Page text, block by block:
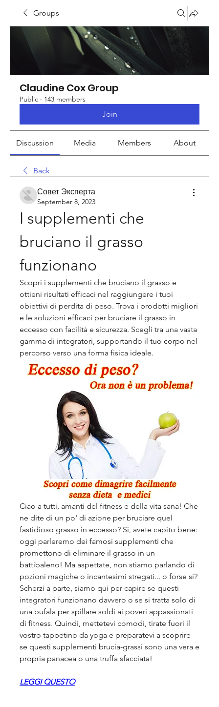
Groups
Claudine Cox Group
Public · 143 members
Join
Discussion Media Members About
Back
Совет Эксперта
September 8, 2023
I supplementi che
bruciano il grasso
funzionano
Scopri i supplementi che bruciano il grasso e
ottieni risultati efficaci nel raggiungere i tuoi
obiettivi di perdita di peso. Trova i prodotti migliori
e le soluzioni efficaci per bruciare il grasso in
eccesso con facilità e sicurezza. Scegli tra una vasta
gamma di integratori, supportando il tuo corpo nel
percorso verso una forma fisica ideale.
Ciao a tutti, amanti del fitness e della vita sana! Che
ne dite di un po' di azione per bruciare quel
fastidioso grasso in eccesso? Sì, avete capito bene:
oggi parleremo dei famosi supplementi che
promettono di eliminare il grasso in un
battibaleno! Ma aspettate, non stiamo parlando di
pozioni magiche o incantesimi stregati... o forse sì?
Scherzi a parte, siamo qui per capire se questi
integratori funzionano davvero o se si tratta solo di
una bufala per spillare soldi ai poveri appassionati
di fitness. Quindi, mettetevi comodi, tirate fuori il
vostro tappetino da yoga e preparatevi a scoprire
se questi supplementi brucia-grassi sono una vera e
propria panacea o una truffa sfacciata!
LEGGI QUESTO